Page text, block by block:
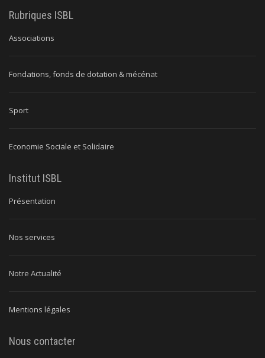
Rubriques ISBL
Associations
Fondations, fonds de dotation & mécénat
Sport
Economie Sociale et Solidaire
Institut ISBL
Présentation
Nos services
Notre Actualité
Mentions légales
Nous contacter